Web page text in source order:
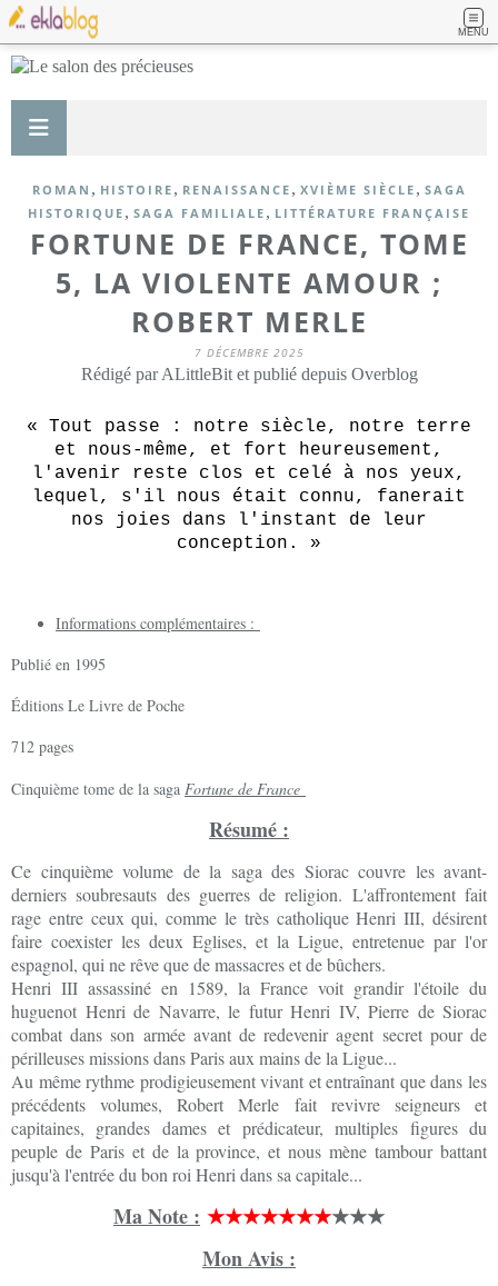
MENU
ROMAN , HISTOIRE , RENAISSANCE , XVIÈME SIÈCLE , SAGA
HISTORIQUE , SAGA FAMILIALE , LITTÉRATURE FRANÇAISE
FORTUNE DE FRANCE, TOME
5, LA VIOLENTE AMOUR ;
ROBERT MERLE
7 DÉCEMBRE 2025
Rédigé par ALittleBit et publié depuis Overblog
« Tout passe : notre siècle, notre terre
et nous-même, et fort heureusement,
l'avenir reste clos et celé à nos yeux,
lequel, s'il nous était connu, fanerait
nos joies dans l'instant de leur
conception.
»
Informations complémentaires :
Publié en 1995
Éditions Le Livre de Poche
712 pages
Cinquième tome de la saga Fortune de France
Résumé :
Ce cinquième volume de la saga des Siorac couvre les avant-
derniers soubresauts des guerres de religion. L'affrontement fait
rage entre ceux qui, comme le très catholique Henri III, désirent
faire coexister les deux Eglises, et la Ligue, entretenue par l'or
espagnol, qui ne rêve que de massacres et de bûchers.
Henri III assassiné en 1589, la France voit grandir l'étoile du
huguenot Henri de Navarre, le futur Henri IV, Pierre de Siorac
combat dans son armée avant de redevenir agent secret pour de
périlleuses missions dans Paris aux mains de la Ligue...
Au même rythme prodigieusement vivant et entraînant que dans les
précédents volumes, Robert Merle fait revivre seigneurs et
capitaines, grandes dames et prédicateur, multiples figures du
peuple de Paris et de la province, et nous mène tambour battant
jusqu'à l'entrée du bon roi Henri dans sa capitale...
Ma Note : ★★★★★★★★★★
Mon Avis :